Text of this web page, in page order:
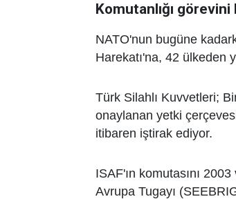
Komutanlığı
NATO'nun bugüne
Harekatı'na, 42 ülkeden
Türk Silahlı Kuvvetleri;
onaylanan yetki
itibaren iştirak ediyor.
ISAF'ın komutasını
Avrupa Tugayı